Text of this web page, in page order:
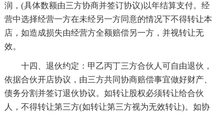
润，(具体数额由三方协商并签订协议)以年结算支付。经
营中选择经营一方在未经另一方同意的情况下不得转让本
店，如造成损失由经营方全额赔偿另一方，并视转让无
效。
十四、退伙约定：甲乙丙丁三方合伙人可自由退伙，
依据合伙开店协议，由三方共同协商赔偿事宜做好财产、
债务分割并签订退伙协议。如转让股权必须转让给合伙
人，不得转让第三方(如转让第三方视为无效转让)。如协